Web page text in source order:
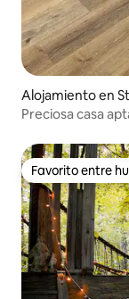
Alojamiento en
Preciosa casa
Favorito entre
Favorito entre